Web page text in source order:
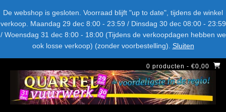
De webshop is gesloten. Voorraad blijft "up to date", tijdens de winkel
verkoop. Maandag 29 dec 8:00 - 23:59 / Dinsdag 30 dec 08:00 - 23:59
/ Woensdag 31 dec 8:00 - 18:00 (Tijdens de verkoopdagen hebben we
ook losse verkoop) (zonder voorbestelling). Sluiten
naar
inhoud
LEVERANCIERS TYPE AANBIEDINGEN CATEGORIE
NIEUW DIT JAAR
0 producten - €0,00